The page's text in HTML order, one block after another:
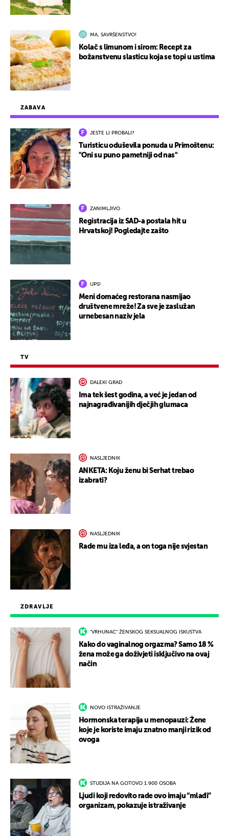
ZDRAVLJE
"VRHUNAC" ŽENSKOG SEKSUALNOG ISKUSTVA
Kako do vaginalnog orgazma? Samo 18 %
žena može ga doživjeti isključivo na ovaj
način
NOVO ISTRAŽIVANJE
Hormonska terapija u menopauzi: Žene
koje je koriste imaju znatno manji rizik od
ovoga
STUDIJA NA GOTOVO 1.900 OSOBA
Ljudi koji redovito rade ovo imaju “mlađi”
organizam, pokazuje istraživanje
ZABAVA
JESTE LI PROBALI?
Turisticu oduševila ponuda u Primoštenu:
"Oni su puno pametniji od nas"
ZANIMLJIVO
Registracija iz SAD-a postala hit u
Hrvatskoj! Pogledajte zašto
UPS!
Meni domaćeg restorana nasmijao
društvene mreže! Za sve je zaslužan
urnebesan naziv jela
TV
DALEKI GRAD
Ima tek šest godina, a već je jedan od
najnagrađivanijih dječjih glumaca
NASLJEDNIK
ANKETA: Koju ženu bi Serhat trebao
izabrati?
NASLJEDNIK
Rade mu iza leđa, a on toga nije svjestan
MA, SAVRŠENSTVO!
Kolač s limunom i sirom: Recept za
božanstvenu slasticu koja se topi u ustima